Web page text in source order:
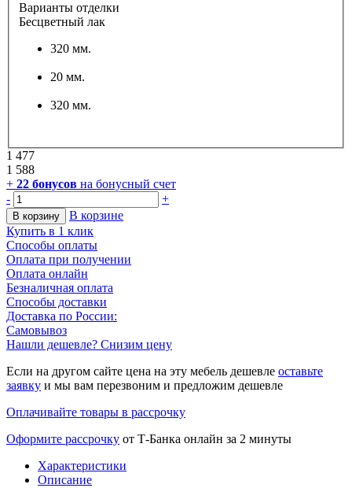
Варианты отделки
Бесцветный лак
320 мм.
20 мм.
320 мм.
1 477
1 588
+ 22 бонусов на бонусный счет
-
+
В корзину
В корзине
Купить в 1 клик
Способы оплаты
Оплата при получении
Оплата онлайн
Безналичная оплата
Способы доставки
Доставка по России:
Самовывоз
Нашли дешевле? Снизим цену
Если на другом сайте цена на эту мебель дешевле оставьте
заявку и мы вам перезвоним и предложим дешевле
Оплачивайте товары в рассрочку
Оформите рассрочку от Т-Банка онлайн за 2 минуты
Характеристики
Описание